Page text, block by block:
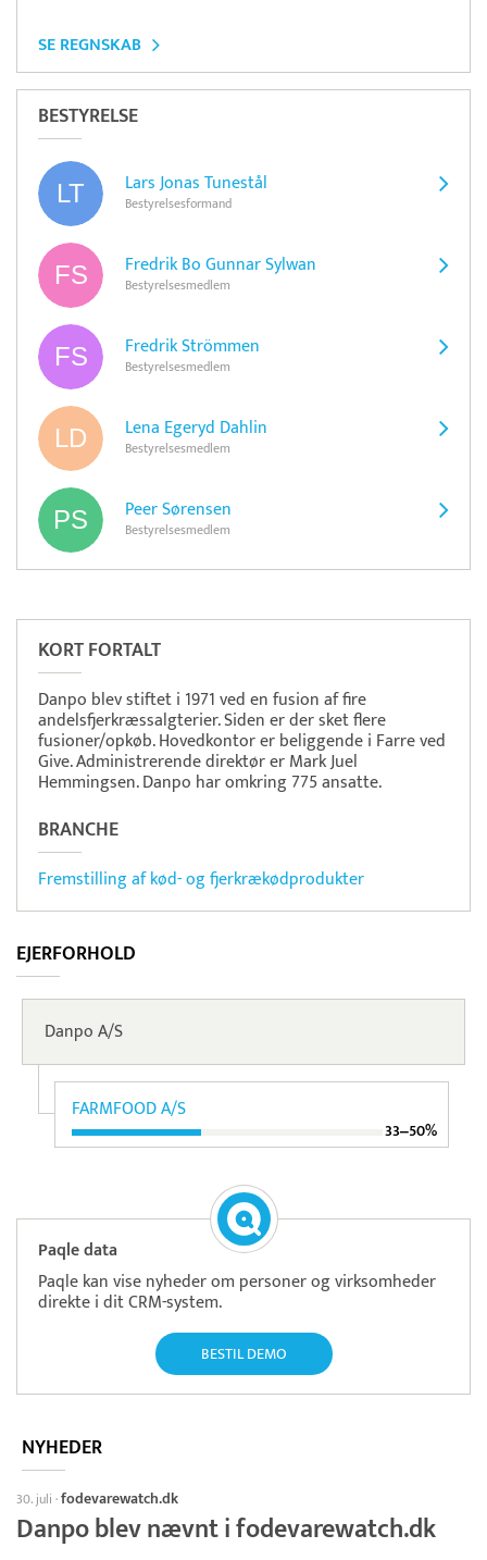
SE REGNSKAB
BESTYRELSE
Lars Jonas Tunestål
Bestyrelsesformand
Fredrik Bo Gunnar Sylwan
Bestyrelsesmedlem
Fredrik Strömmen
Bestyrelsesmedlem
Lena Egeryd Dahlin
Bestyrelsesmedlem
Peer Sørensen
Bestyrelsesmedlem
KORT FORTALT
Danpo blev stiftet i 1971 ved en fusion af fire
andelsfjerkræssalgterier. Siden er der sket flere
fusioner/opkøb. Hovedkontor er beliggende i Farre ved
Give. Administrerende direktør er Mark Juel
Hemmingsen. Danpo har omkring 775 ansatte.
BRANCHE
Fremstilling af kød- og fjerkrækødprodukter
EJERFORHOLD
Danpo A/S
FARMFOOD A/S
33‒50%
Paqle data
Paqle kan vise nyheder om personer og virksomheder
direkte i dit CRM-system.
BESTIL DEMO
NYHEDER
30. juli ·fodevarewatch.dk
Danpo blev nævnt i fodevarewatch.dk